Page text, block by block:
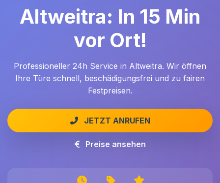
Altweitra: In 15 Min
vor Ort!
Professioneller 24h Service in Altweitra. Wir öffnen
Ihre Türe schnell, beschädigungsfrei und zu fairen
Festpreisen.
JETZT ANRUFEN
Preise ansehen